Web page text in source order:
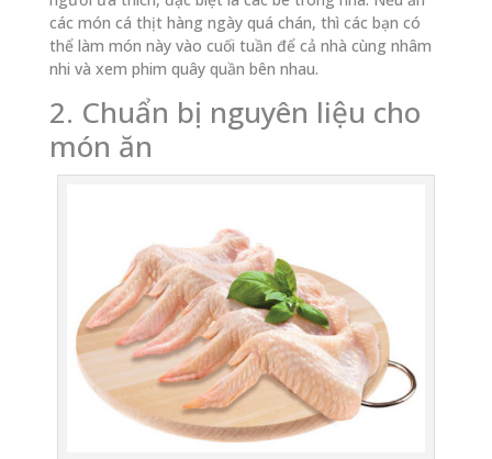
các món cá thịt hàng ngày quá chán, thì các bạn có
thể làm món này vào cuối tuần để cả nhà cùng nhâm
nhi và xem phim quây quần bên nhau.
2. Chuẩn bị nguyên liệu cho
món ăn